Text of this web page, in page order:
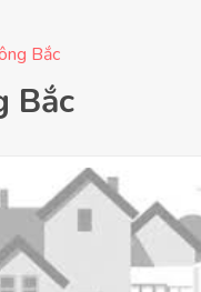
Bắc
Bắc